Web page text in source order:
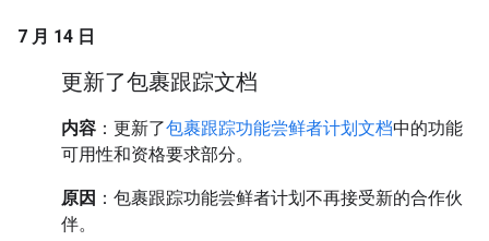
7 月 14 日
更新了包裹跟踪文档
内容 ：更新了包裹跟踪功能尝鲜者计划文档中的功能
可用性和资格要求部分。
原因 ：包裹跟踪功能尝鲜者计划不再接受新的合作伙
伴。